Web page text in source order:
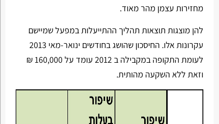
מחזירות עצמן מהר מאוד.
להן מוצגות תוצאות תהליך ההתייעלות במפעל שמיישם
עקרונות אלו. החיסכון שהושג בחודשים ינואר-מאי 2013
לעומת התקופה במקבילה ב 2012 עומד על 160,000 ₪
וזאת ללא השקעה מהותית.